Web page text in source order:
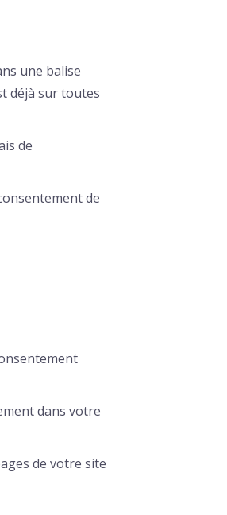
une balise
déjà sur toutes
de
de
dans votre
de votre site